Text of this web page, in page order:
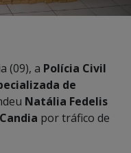
(09), a Polícia Civil
de
Natália Fedelis
por tráfico de